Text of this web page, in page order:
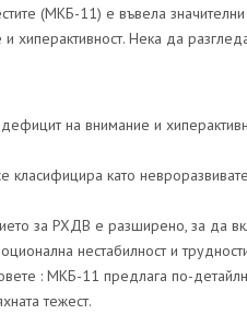
(МКБ-11) е въвела
хиперактивност. Нека да
на внимание и
като
за РХДВ е разширено, за да
нестабилност и
: МКБ-11 предлага по-
тежест.